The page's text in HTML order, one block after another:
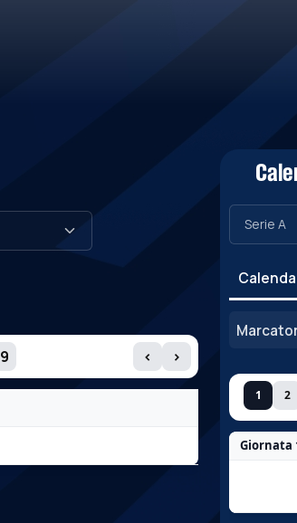
‹ ›
1 2
Giornata